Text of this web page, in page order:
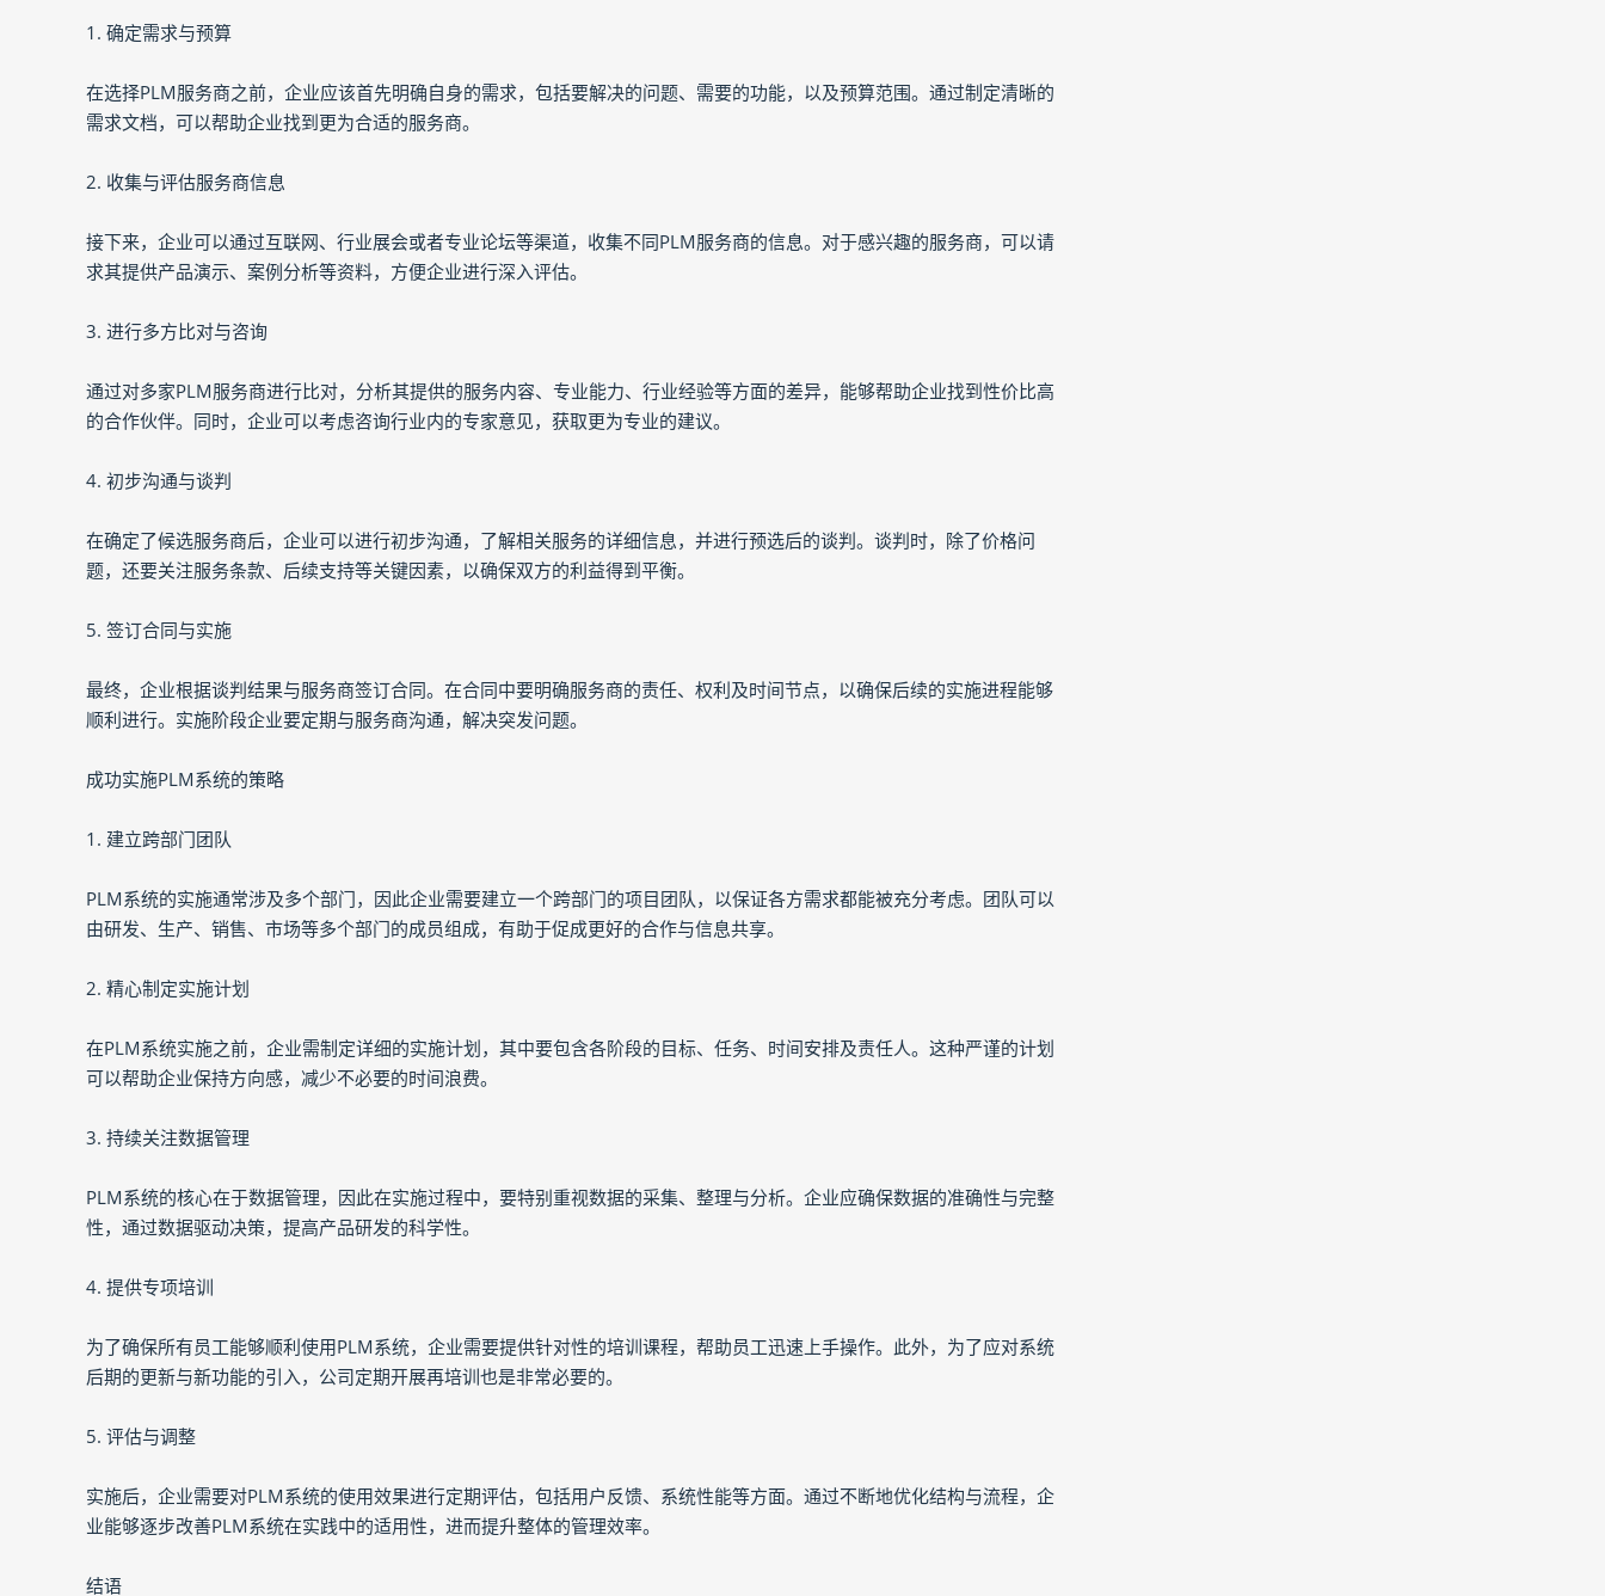
1. 确定需求与预算
在选择PLM服务商之前，企业应该首先明确自身的需求，包括要解决的问题、需要的功能，以及预算范围。通过制定清晰的
需求文档，可以帮助企业找到更为合适的服务商。
2. 收集与评估服务商信息
接下来，企业可以通过互联网、行业展会或者专业论坛等渠道，收集不同PLM服务商的信息。对于感兴趣的服务商，可以请
求其提供产品演示、案例分析等资料，方便企业进行深入评估。
3. 进行多方比对与咨询
通过对多家PLM服务商进行比对，分析其提供的服务内容、专业能力、行业经验等方面的差异，能够帮助企业找到性价比高
的合作伙伴。同时，企业可以考虑咨询行业内的专家意见，获取更为专业的建议。
4. 初步沟通与谈判
在确定了候选服务商后，企业可以进行初步沟通，了解相关服务的详细信息，并进行预选后的谈判。谈判时，除了价格问
题，还要关注服务条款、后续支持等关键因素，以确保双方的利益得到平衡。
5. 签订合同与实施
最终，企业根据谈判结果与服务商签订合同。在合同中要明确服务商的责任、权利及时间节点，以确保后续的实施进程能够
顺利进行。实施阶段企业要定期与服务商沟通，解决突发问题。
成功实施PLM系统的策略
1. 建立跨部门团队
PLM系统的实施通常涉及多个部门，因此企业需要建立一个跨部门的项目团队，以保证各方需求都能被充分考虑。团队可以
由研发、生产、销售、市场等多个部门的成员组成，有助于促成更好的合作与信息共享。
2. 精心制定实施计划
在PLM系统实施之前，企业需制定详细的实施计划，其中要包含各阶段的目标、任务、时间安排及责任人。这种严谨的计划
可以帮助企业保持方向感，减少不必要的时间浪费。
3. 持续关注数据管理
PLM系统的核心在于数据管理，因此在实施过程中，要特别重视数据的采集、整理与分析。企业应确保数据的准确性与完整
性，通过数据驱动决策，提高产品研发的科学性。
4. 提供专项培训
为了确保所有员工能够顺利使用PLM系统，企业需要提供针对性的培训课程，帮助员工迅速上手操作。此外，为了应对系统
后期的更新与新功能的引入，公司定期开展再培训也是非常必要的。
5. 评估与调整
实施后，企业需要对PLM系统的使用效果进行定期评估，包括用户反馈、系统性能等方面。通过不断地优化结构与流程，企
业能够逐步改善PLM系统在实践中的适用性，进而提升整体的管理效率。
结语